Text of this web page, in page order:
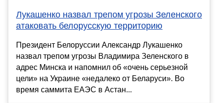
Лукашенко назвал трепом угрозы Зеленского
атаковать белорусскую территорию
Президент Белоруссии Александр Лукашенко
назвал трепом угрозы Владимира Зеленского в
адрес Минска и напомнил об «очень серьезной
цели» на Украине «недалеко от Беларуси». Во
время саммита ЕАЭС в Астан...